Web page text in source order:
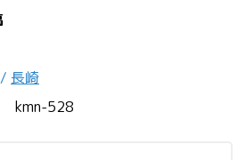
/ 長崎
kmn-528